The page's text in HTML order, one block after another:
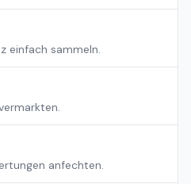
einfach sammeln.
anfechten.